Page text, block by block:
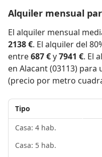
Alquiler mensual
El alquiler mensual
2138 €. El alquiler del
entre687 €y7941 €. El
en Alacant (03113) para
(precio por metro
Tipo
Casa: 4 hab.
Casa: 5 hab.